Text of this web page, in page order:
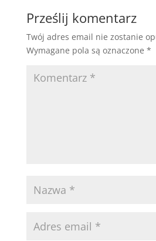
Prześlij komentarz
Twój adres email nie zostanie
Wymagane pola są oznaczone *